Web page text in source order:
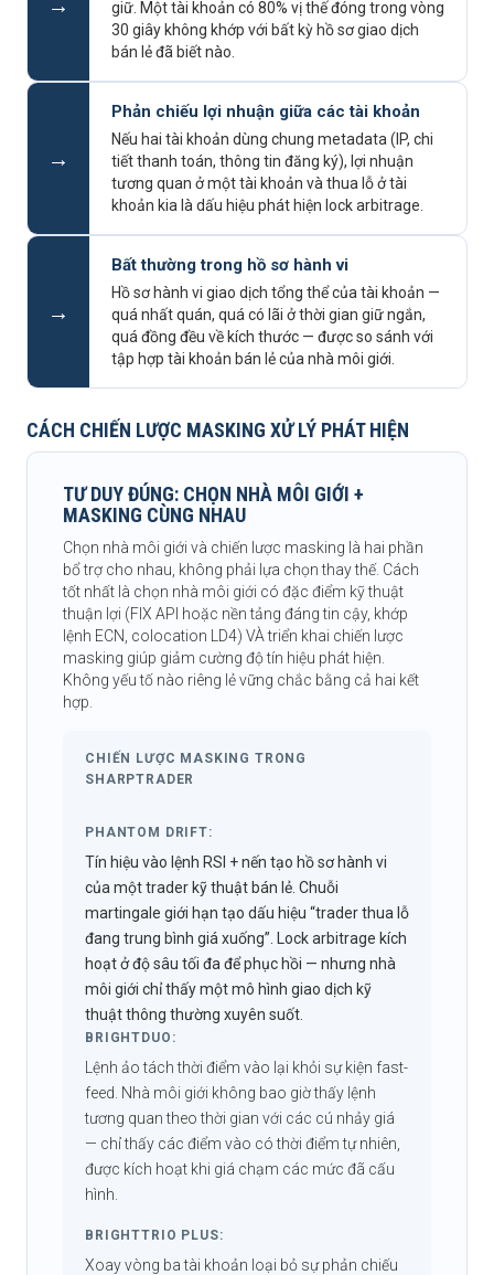
giữ. Một tài khoản có 80% vị thế đóng trong vòng
30 giây không khớp với bất kỳ hồ sơ giao dịch
bán lẻ đã biết nào.
→
Phản chiếu lợi nhuận giữa các tài khoản
Nếu hai tài khoản dùng chung metadata (IP, chi
tiết thanh toán, thông tin đăng ký), lợi nhuận
tương quan ở một tài khoản và thua lỗ ở tài
khoản kia là dấu hiệu phát hiện lock arbitrage.
→
Bất thường trong hồ sơ hành vi
Hồ sơ hành vi giao dịch tổng thể của tài khoản —
quá nhất quán, quá có lãi ở thời gian giữ ngắn,
quá đồng đều về kích thước — được so sánh với
tập hợp tài khoản bán lẻ của nhà môi giới.
CÁCH CHIẾN LƯỢC MASKING XỬ LÝ PHÁT HIỆN
TƯ DUY ĐÚNG: CHỌN NHÀ MÔI GIỚI +
MASKING CÙNG NHAU
Chọn nhà môi giới và chiến lược masking là hai phần
bổ trợ cho nhau, không phải lựa chọn thay thế. Cách
tốt nhất là chọn nhà môi giới có đặc điểm kỹ thuật
thuận lợi (FIX API hoặc nền tảng đáng tin cậy, khớp
lệnh ECN, colocation LD4) VÀ triển khai chiến lược
masking giúp giảm cường độ tín hiệu phát hiện.
Không yếu tố nào riêng lẻ vững chắc bằng cả hai kết
hợp.
CHIẾN LƯỢC MASKING TRONG
SHARPTRADER
PHANTOM DRIFT:
Tín hiệu vào lệnh RSI + nến tạo hồ sơ hành vi
của một trader kỹ thuật bán lẻ. Chuỗi
martingale giới hạn tạo dấu hiệu “trader thua lỗ
đang trung bình giá xuống”. Lock arbitrage kích
hoạt ở độ sâu tối đa để phục hồi — nhưng nhà
môi giới chỉ thấy một mô hình giao dịch kỹ
thuật thông thường xuyên suốt.
BRIGHTDUO:
Lệnh ảo tách thời điểm vào lại khỏi sự kiện fast-
feed. Nhà môi giới không bao giờ thấy lệnh
tương quan theo thời gian với các cú nhảy giá
— chỉ thấy các điểm vào có thời điểm tự nhiên,
được kích hoạt khi giá chạm các mức đã cấu
hình.
BRIGHTTRIO PLUS:
Xoay vòng ba tài khoản loại bỏ sự phản chiếu